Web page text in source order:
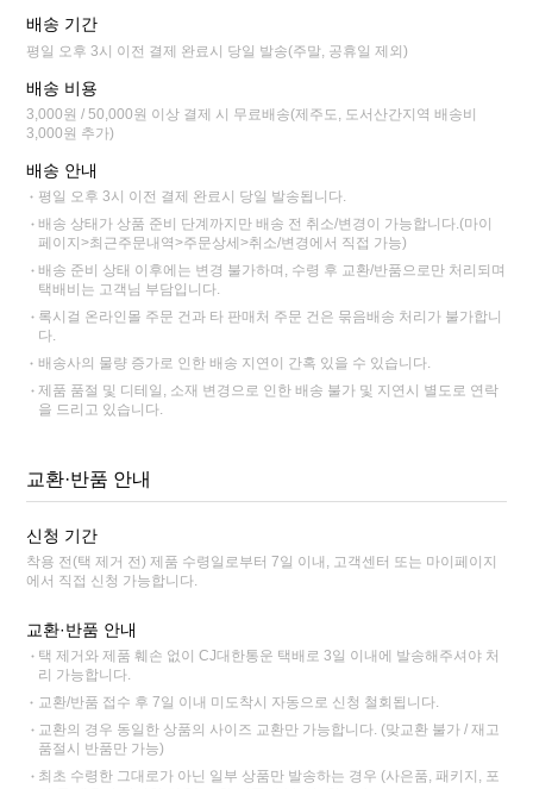
배송 기간
평일 오후 3시 이전 결제 완료시 당일 발송(주말, 공휴일 제외)
배송 비용
3,000원 / 50,000원 이상 결제 시 무료배송(제주도, 도서산간지역 배송비
3,000원 추가)
배송 안내
평일 오후 3시 이전 결제 완료시 당일 발송됩니다.
배송 상태가 상품 준비 단계까지만 배송 전 취소/변경이 가능합니다.(마이
페이지>최근주문내역>주문상세>취소/변경에서 직접 가능)
배송 준비 상태 이후에는 변경 불가하며, 수령 후 교환/반품으로만 처리되며
택배비는 고객님 부담입니다.
록시걸 온라인몰 주문 건과 타 판매처 주문 건은 묶음배송 처리가 불가합니
다.
배송사의 물량 증가로 인한 배송 지연이 간혹 있을 수 있습니다.
제품 품절 및 디테일, 소재 변경으로 인한 배송 불가 및 지연시 별도로 연락
을 드리고 있습니다.
교환·반품 안내
신청 기간
착용 전(택 제거 전) 제품 수령일로부터 7일 이내, 고객센터 또는 마이페이지
에서 직접 신청 가능합니다.
교환·반품 안내
택 제거와 제품 훼손 없이 CJ대한통운 택배로 3일 이내에 발송해주셔야 처
리 가능합니다.
교환/반품 접수 후 7일 이내 미도착시 자동으로 신청 철회됩니다.
교환의 경우 동일한 상품의 사이즈 교환만 가능합니다. (맞교환 불가 / 재고
품절시 반품만 가능)
최초 수령한 그대로가 아닌 일부 상품만 발송하는 경우 (사은품, 패키지, 포